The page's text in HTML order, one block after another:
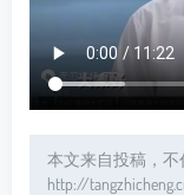
本文来自投稿，不
http://